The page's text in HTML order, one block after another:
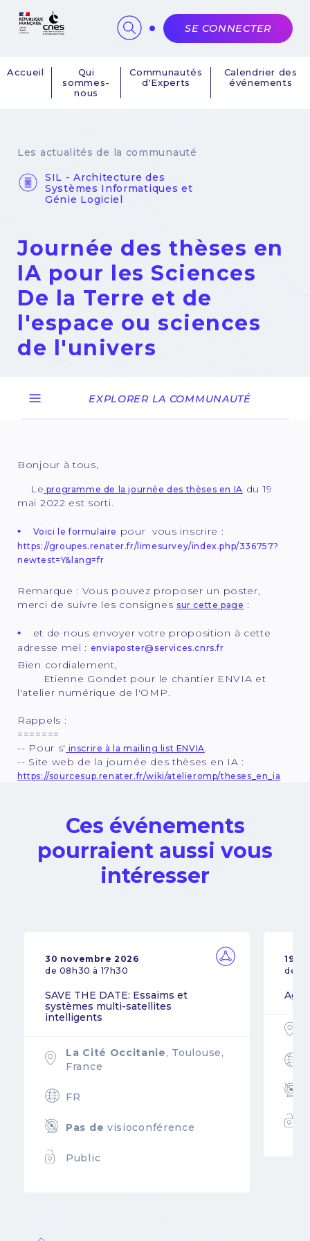
Navigation
Accueil
Qui
sommes-
nous
Communautés
d'Experts
Calendrier des
événements
SE CONNECTER
Les actualités de la communauté
SIL - Architecture des
Systèmes Informatiques et
Génie Logiciel
Journée des thèses en
IA pour les Sciences
De la Terre et de
l'espace ou sciences
de l'univers
EXPLORER LA COMMUNAUTÉ
Bonjour à tous,
Le programme de la journée des thèses en IA du 19
mai 2022 est sorti.
Voici le formulaire pour vous inscrire :
https://groupes.renater.fr/limesurvey/index.php/336757?
newtest=Y&lang=fr
Remarque : Vous pouvez proposer un poster,
merci de suivre les consignes sur cette page :
et de nous envoyer votre proposition à cette
adresse mel : enviaposter@services.cnrs.fr
Bien cordialement,
Etienne Gondet pour le chantier ENVIA et
l'atelier numérique de l'OMP.
Rappels :
=======
-- Pour s' inscrire à la mailing list ENVIA.
-- Site web de la journée des thèses en IA :
https://sourcesup.renater.fr/wiki/atelieromp/theses_en_ia
Ces événements
pourraient aussi vous
intéresser
30 novembre 2026
de 08h30 à 17h30
SAVE THE DATE: Essaims et
systèmes multi-satellites
intelligents
La Cité Occitanie, Toulouse,
France
FR
Pas de visioconférence
Public
19
de